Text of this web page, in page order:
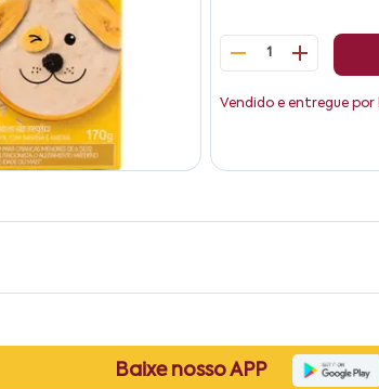
1
Vendido e entregue por
Baixe nosso APP